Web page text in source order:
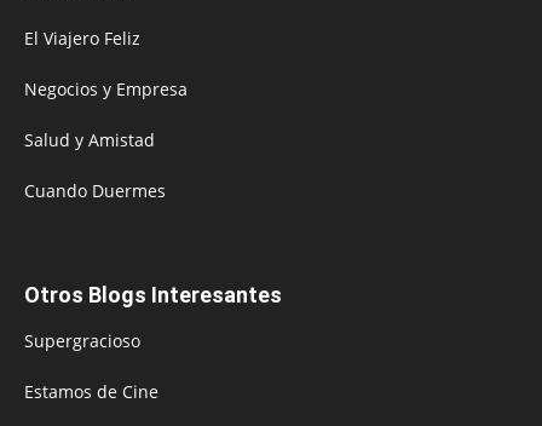
El Viajero Feliz
Negocios y Empresa
Salud y Amistad
Cuando Duermes
Otros Blogs Interesantes
Supergracioso
Estamos de Cine